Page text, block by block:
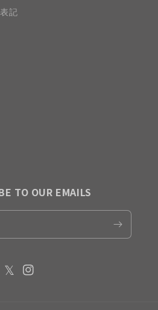
記
TO OUR EMAILS
𝕏
TwitterInstagram